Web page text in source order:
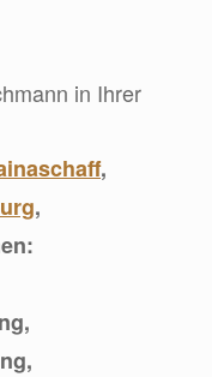
in Ihrer
,
,